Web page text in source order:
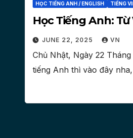
HỌC TIẾNG ANH / ENGLISH TIẾNG
Học
JUNE 22, 2025 VN
Chủ Nhật, Ngày 22
tiếng Anh thì vào đây